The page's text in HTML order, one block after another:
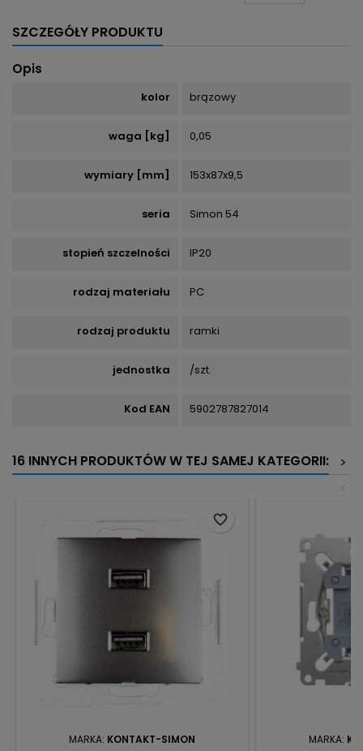
SZCZEGÓŁY PRODUKTU
Opis
kolor brązowy
waga [kg] 0,05
wymiary [mm] 153x87x9,5
seria Simon 54
stopień szczelności IP20
rodzaj materiału PC
rodzaj produktu ramki
jednostka /szt.
Kod EAN 5902787827014
16 INNYCH PRODUKTÓW W TEJ SAMEJ KATEGORII:
>
<
MARKA: KONTAKT-SIMON
favorite_border
MARKA: